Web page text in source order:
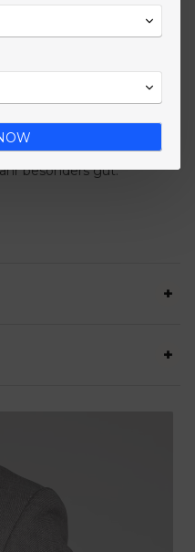
Mittelweg im Blau-
aus. Ohne Weste
Anzug. Größen wählst du
Zum Brunch-Date. Zum
besonders gut.